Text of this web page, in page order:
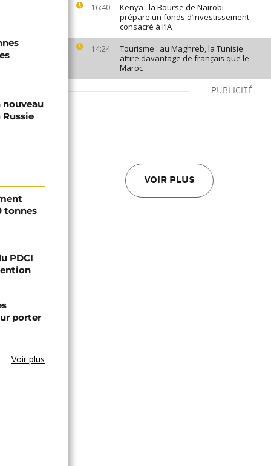
16:40
Kenya : la Bourse de Nairobi
prépare un fonds d’investissement
consacré à l’IA
14:24
Tourisme : au Maghreb, la Tunisie
attire davantage de français que le
Maroc
PUBLICITÉ
VOIR PLUS
nouveau
tonnes
PDCI
porter
Voir plus